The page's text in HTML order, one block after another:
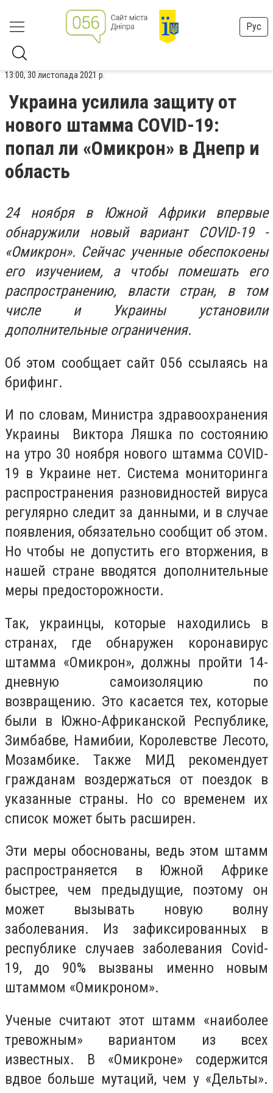
Рус
13:00, 30 листопада 2021 р.
Украина усилила защиту от
нового штамма COVID-19:
попал ли «Омикрон» в Днепр и
область
24 ноября в Южной Африки впервые
обнаружили новый вариант COVID-19 -
«Омикрон». Сейчас ученные обеспокоены
его изучением, а чтобы помешать его
распространению, власти стран, в том
числе и Украины установили
дополнительные ограничения.
Об этом сообщает сайт 056 ссылаясь на
брифинг.
И по словам, Министра здравоохранения
Украины
Виктора Ляшка по состоянию
на утро 30 ноября нового штамма COVID-
19 в Украине нет. Система мониторинга
распространения разновидностей вируса
регулярно следит за данными, и в случае
появления, обязательно сообщит об этом.
Но чтобы не допустить его вторжения, в
нашей стране вводятся дополнительные
меры предосторожности.
Так, украинцы, которые находились в
странах, где обнаружен коронавирус
штамма «Омикрон», должны пройти 14-
дневную самоизоляцию по
возвращению. Это касается тех, которые
были в Южно-Африканской Республике,
Зимбабве, Намибии, Королевстве Лесото,
Мозамбике. Также МИД рекомендует
гражданам воздержаться от поездок в
указанные страны. Но со временем их
список может быть расширен.
Эти меры обоснованы, ведь этом штамм
распространяется в Южной Африке
быстрее, чем предыдущие, поэтому он
может вызывать новую волну
заболевания. Из зафиксированных в
республике случаев заболевания Covid-
19, до 90% вызваны именно новым
штаммом «Омикроном».
Ученые считают этот штамм «наиболее
тревожным» вариантом из всех
известных. В «Омикроне» содержится
вдвое больше мутаций, чем у «Дельты».